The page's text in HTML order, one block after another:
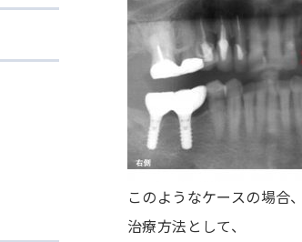
このようなケースの場合、
治療方法として、